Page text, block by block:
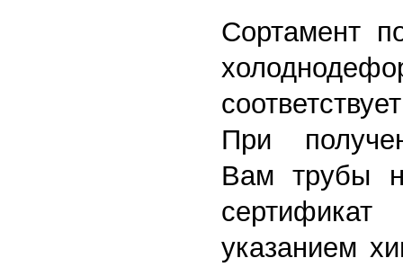
Сортамент
При
Вам трубы
указанием